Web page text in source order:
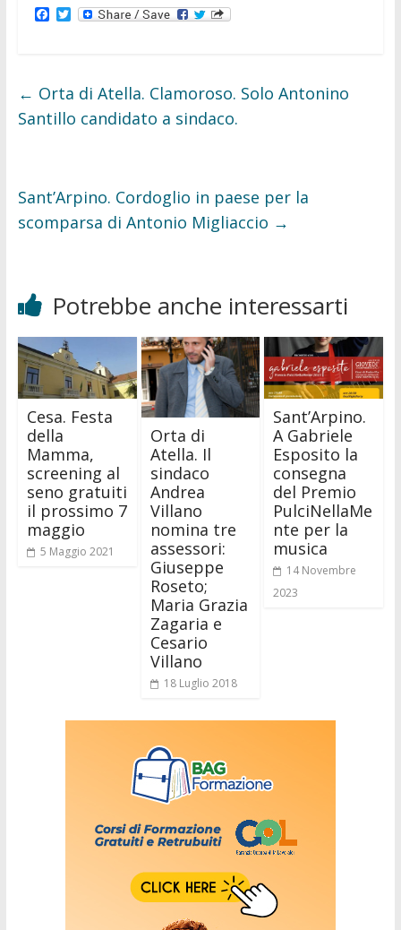
F
o
o
k
T
e
r
← Orta di Atella. Clamoroso. Solo Antonino
Santillo candidato a sindaco.
Sant’Arpino. Cordoglio in paese per la
scomparsa di Antonio Migliaccio →
Potrebbe anche interessarti
Cesa. Festa
della
Mamma,
screening al
seno gratuiti
il prossimo 7
maggio
5 Maggio 2021
Orta di
Atella. Il
sindaco
Andrea
Villano
nomina tre
assessori:
Giuseppe
Roseto;
Maria Grazia
Zagaria e
Cesario
Villano
18 Luglio 2018
Sant’Arpino.
A Gabriele
Esposito la
consegna
del Premio
PulciNellaMe
nte per la
musica
14 Novembre
2023